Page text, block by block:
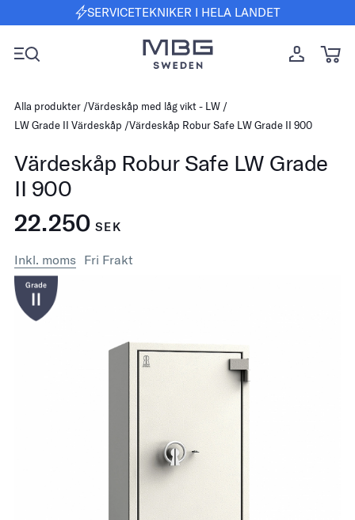
SERVICETEKNIKER I HELA LANDET
Alla produkter Värdeskåp med låg vikt - LW
LW Grade II Värdeskåp
Värdeskåp Robur Safe LW Grade II 900
Värdeskåp Robur Safe LW Grade
II 900
22.250 SEK
Inkl. moms Fri Frakt